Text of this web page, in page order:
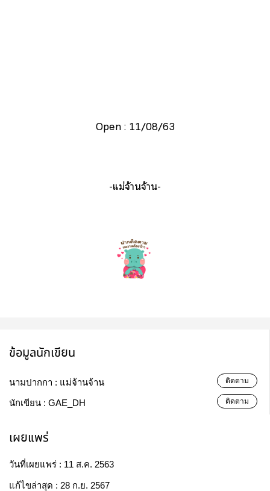
Open : 11/08/63
-แม่จ้านจ้าน-
ข้อมูลนักเขียน
นามปากกา : แม่จ้านจ้าน ติดตาม
นักเขียน : GAE_DH ติดตาม
เผยแพร่
วันที่เผยแพร่ : 11 ส.ค. 2563
แก้ไขล่าสุด : 28 ก.ย. 2567